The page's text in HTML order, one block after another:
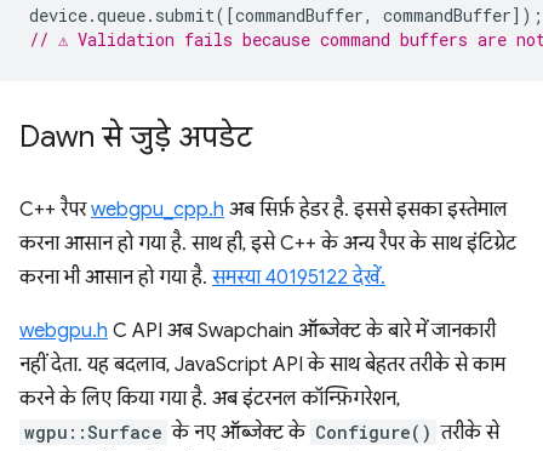
device.queue. submit([commandBuffer, commandBuffer]);
// ⚠️ Validation fails because command buffers are
Dawn से जुड़े अपडेट
C++ रैपरwebgpu_cpp.h अब सिर्फ़ हेडर है. इससे इसका इस्तेमाल
करना आसान हो गया है. साथ ही, इसे C++ के अन्य रैपर के साथ इंटिग्रेट
करना भी आसान हो गया है.समस्या 40195122 देखें.
webgpu.h C API अब Swapchain ऑब्जेक्ट के बारे में जानकारी
नहीं देता. यह बदलाव, JavaScript API के साथ बेहतर तरीके से काम
करने के लिए किया गया है. अब इंटरनल कॉन्फ़िगरेशन,
wgpu::Surface के नए ऑब्जेक्ट के Configure() तरीके से